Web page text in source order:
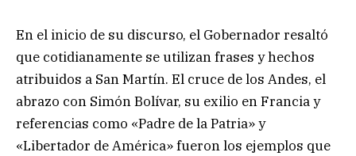
En el inicio de su discurso, el Gobernador resaltó
que cotidianamente se utilizan frases y hechos
atribuidos a San Martín. El cruce de los Andes, el
abrazo con Simón Bolívar, su exilio en Francia y
referencias como «Padre de la Patria» y
«Libertador de América» fueron los ejemplos que